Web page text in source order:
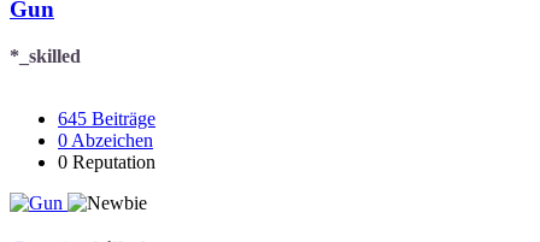
Gun
*_skilled
645 Beiträge
0 Abzeichen
0 Reputation